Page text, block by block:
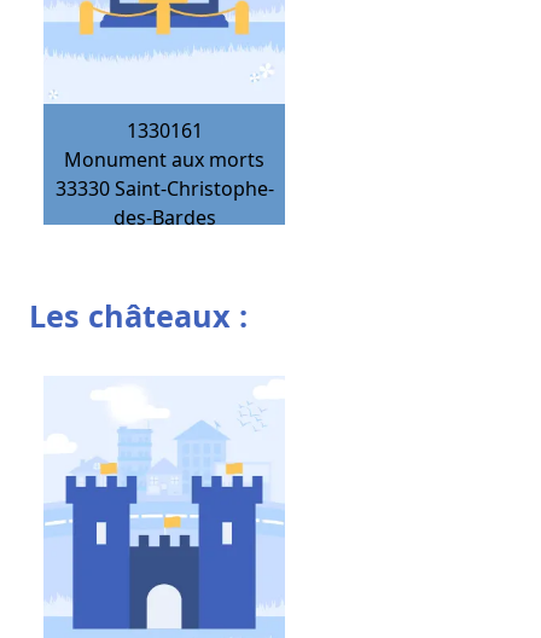
1330161
Monument aux morts
33330 Saint-Christophe-
des-Bardes
Les châteaux :